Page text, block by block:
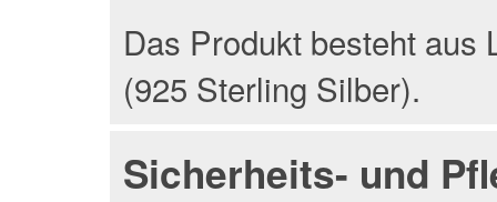
Das Produkt besteht aus
(925 Sterling Silber).
Sicherheits- und